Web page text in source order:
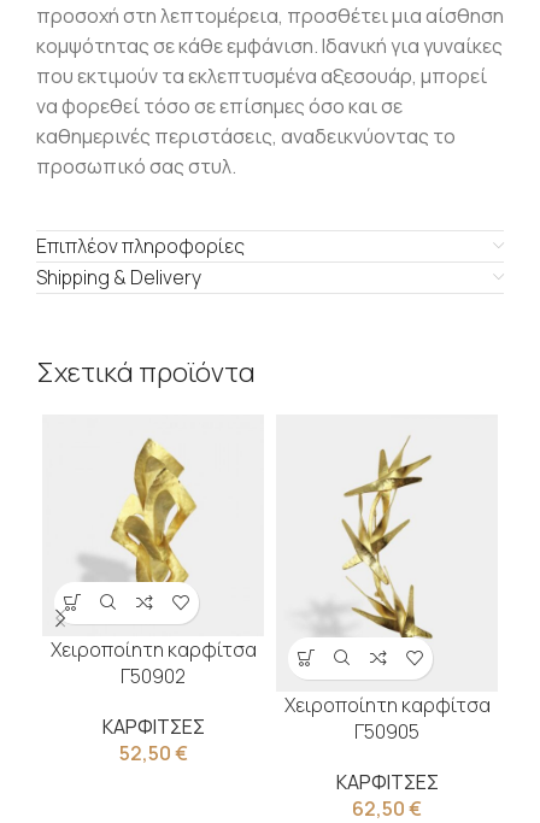
προσοχή στη λεπτομέρεια, προσθέτει μια αίσθηση
κομψότητας σε κάθε εμφάνιση.Ιδανική για γυναίκες
που εκτιμούν τα εκλεπτυσμένα αξεσουάρ, μπορεί
να φορεθεί τόσο σε επίσημες όσο και σε
καθημερινές περιστάσεις, αναδεικνύοντας το
προσωπικό σας στυλ.
Επιπλέον πληροφορίες
Shipping & Delivery
Σχετικά προϊόντα
Χειροποίητη καρφίτσα
Γ50902
ΚΑΡΦΙΤΣΕΣ
52,50€
Χειροποίητη καρφίτσα
Γ50905
ΚΑΡΦΙΤΣΕΣ
62,50€